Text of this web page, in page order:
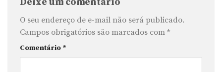
O seu endereço de e-mail não será publicado.
Campos obrigatórios são marcados com *
Comentário *